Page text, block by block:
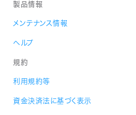
製品情報
メンテナンス情報
ヘルプ
規約
利用規約等
資金決済法に基づく表示